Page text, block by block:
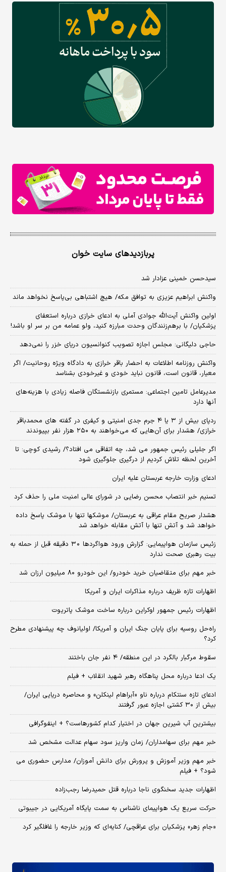
پربازدیدهای سایت خوان
سیدحسن خمینی عزادار شد
واکنش ابراهیم عزیزی به توافق مکه/ هیچ اشتباهی بی‌پاسخ نخواهد ماند
اولین واکنش آیت‌الله جوادی آملی به ادعای خرازی درباره استعفای
پزشکیان/ با برهم‌زنندگان وحدت مبارزه کنید، ولو عمامه من بر سر او باشد!
حاجی دلیگانی: مجلس اجازه تصویب کنوانسیون دریای خزر را نمی‌دهد
واکنش روزنامه اطلاعات به احضار باقر خرازی به دادگاه ویژه روحانیت/ اگر
معیار، قانون است، قانون نباید خودی و غیرخودی بشناسد
مدیرعامل تامین اجتماعی: مستمری بازنشستگان فاصله زیادی با هزینه‌های
آنها دارد
ردپای بیش از ۳ یا ۴ جرم جدی امنیتی و کیفری در گفته های محمدباقر
خرازی/ هشدار برای آن‌هایی که می‌خواهند به ۲۵۰ هزار نفر بپیوندند
اگر جلیلی رئیس جمهور می شد، چه اتفاقی می افتاد؟/ رشیدی کوچی: تا
آخرین لحظه تلاش کردیم از درگیری جلوگیری شود
ادعای وزارت خارجه عربستان علیه ایران
تسنیم خبر انتصاب محسن رضایی در شورای عالی امنیت ملی را حذف کرد
هشدار صریح مقام عراقی به عربستان/ موشکها تنها با موشک پاسخ داده
خواهد شد و آتش تنها با آتش مقابله خواهد شد
زئیس سازمان هواپیمایی: گزارش ورود هواگردها ٣٠ دقیقه قبل از حمله به
بیت رهبری صحت ندارد
خبر مهم برای متقاضیان خرید خودرو/ این خودرو ۸۰ میلیون ارزان شد
اظهارات تازه ظریف درباره مذاکرات ایران و آمریکا
اظهارات رئیس جمهور اوکراین درباره ساخت موشک پاتریوت
راه‌حل روسیه برای پایان جنگ ایران و آمریکا/ اولیانوف چه پیشنهادی مطرح
کرد؟
سقوط مرگبار بالگرد در این منطقه/ ۴ نفر جان باختند
یک ادعا درباره محل پناهگاه‌ رهبر شهید انقلاب + فیلم
ادعای تازه سنتکام درباره ناو «آبراهام لینکلن» و محاصره دریایی ایران/
بیش از ۳۰ کشتی اجازه عبور گرفتند
بیشترین آب شیرین جهان در اختیار کدام کشورهاست؟ + اینفوگرافی
خبر مهم برای سهامداران/ زمان واریز سود سهام عدالت مشخص شد
خبر مهم وزیر آموزش و پرورش برای دانش آموزان/ مدارس حضوری می
شود؟ + فیلم
اظهارات جدید سخنگوی ناجا درباره قتل حمیدرضا رجب‌زاده
حرکت سریع یک هواپیمای ناشناس به سمت پایگاه آمریکایی در جیبوتی
«جام زهر» پزشکیان برای عراقچی/ کنایه‌ای که وزیر خارجه را غافلگیر کرد